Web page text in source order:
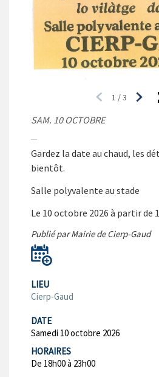
1 /3
SAM. 10 OCTOBRE
Gardez la date au chaud, les
bientôt.
Salle polyvalente au stade
Le 10 octobre 2026 à partir de
Publié par Mairie de Cierp-Gaud
LIEU
Cierp-Gaud
DATE
Samedi 10 octobre 2026
HORAIRES
De 18h00 à 23h00